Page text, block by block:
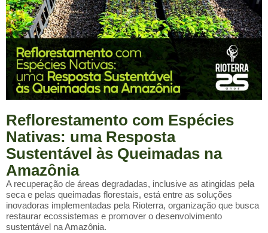
Reflorestamento com Espécies
Nativas: uma Resposta
Sustentável às Queimadas na
Amazônia
A recuperação de áreas degradadas, inclusive as atingidas pela
seca e pelas queimadas florestais, está entre as soluções
inovadoras implementadas pela Rioterra, organização que busca
restaurar ecossistemas e promover o desenvolvimento
sustentável na Amazônia.